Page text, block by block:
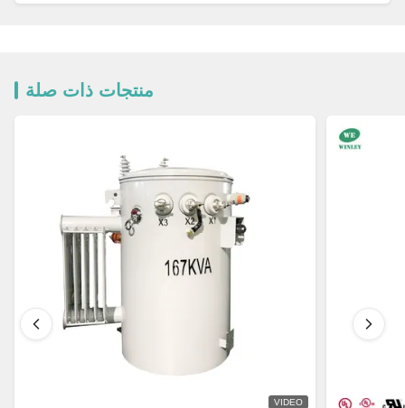
منتجات ذات صلة
VIDEO